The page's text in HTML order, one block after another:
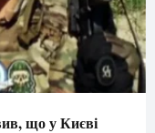
що у Києві